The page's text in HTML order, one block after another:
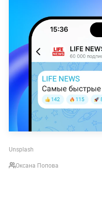
Unsplash
Оксана Попова